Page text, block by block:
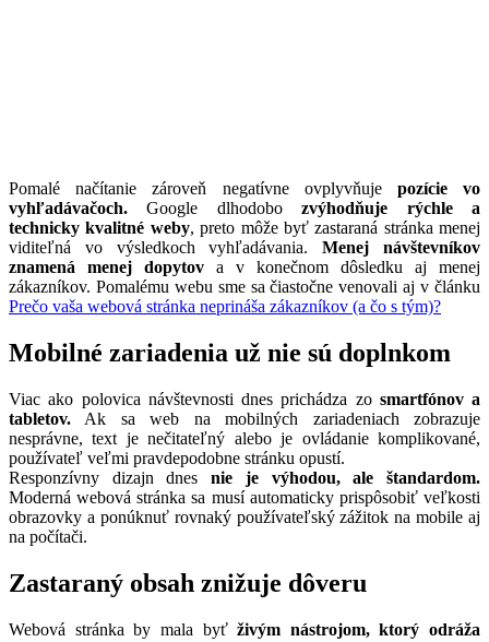
Pomalé načítanie zároveň negatívne ovplyvňuje pozície vo
vyhľadávačoch. Google dlhodobozvýhodňuje rýchle a
technicky kvalitné weby, preto môže byť zastaraná stránka menej
viditeľná vo výsledkoch vyhľadávania.Menej návštevníkov
znamená menej dopytov a v konečnom dôsledku aj menej
zákazníkov. Pomalému webu sme sa čiastočne venovali aj v článku
Prečo vaša webová stránka neprináša zákazníkov (a čo s tým)?
Mobilné zariadenia už nie sú doplnkom
Viac ako polovica návštevnosti dnes prichádza zo smartfónov a
tabletov. Ak sa web na mobilných zariadeniach zobrazuje
nesprávne, text je nečitateľný alebo je ovládanie komplikované,
používateľ veľmi pravdepodobne stránku opustí.
Responzívny dizajn dnesnie je výhodou, ale štandardom.
Moderná webová stránka sa musí automaticky prispôsobiť veľkosti
obrazovky a ponúknuť rovnaký používateľský zážitok na mobile aj
na počítači.
Zastaraný obsah znižuje dôveru
Webová stránka by mala byťživým nástrojom, ktorý odráža